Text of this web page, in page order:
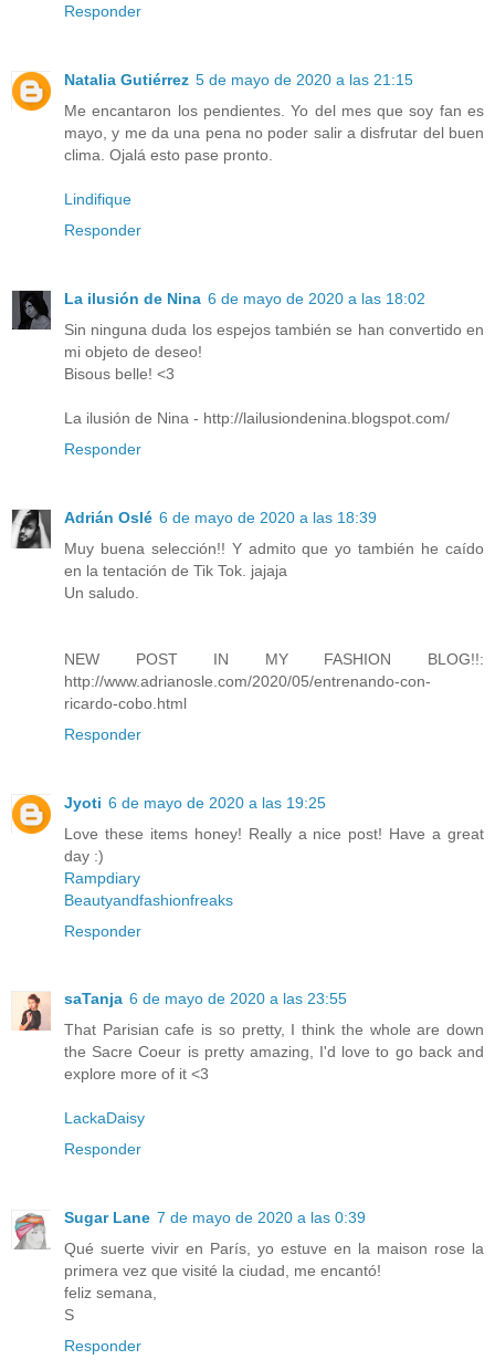
Responder
Natalia Gutiérrez 5 de mayo de 2020 a las 21:15
Me encantaron los pendientes. Yo del mes que soy fan es
mayo, y me da una pena no poder salir a disfrutar del buen
clima. Ojalá esto pase pronto.
Lindifique
Responder
La ilusión de Nina 6 de mayo de 2020 a las 18:02
Sin ninguna duda los espejos también se han convertido en
mi objeto de deseo!
Bisous belle! <3
La ilusión de Nina - http://lailusiondenina.blogspot.com/
Responder
Adrián Oslé 6 de mayo de 2020 a las 18:39
Muy buena selección!! Y admito que yo también he caído
en la tentación de Tik Tok. jajaja
Un saludo.
NEW POST IN MY FASHION BLOG!!:
http://www.adrianosle.com/2020/05/entrenando-con-
ricardo-cobo.html
Responder
Jyoti 6 de mayo de 2020 a las 19:25
Love these items honey! Really a nice post! Have a great
day :)
Rampdiary
Beautyandfashionfreaks
Responder
saTanja 6 de mayo de 2020 a las 23:55
That Parisian cafe is so pretty, I think the whole are down
the Sacre Coeur is pretty amazing, I'd love to go back and
explore more of it <3
LackaDaisy
Responder
Sugar Lane 7 de mayo de 2020 a las 0:39
Qué suerte vivir en París, yo estuve en la maison rose la
primera vez que visité la ciudad, me encantó!
feliz semana,
S
Responder